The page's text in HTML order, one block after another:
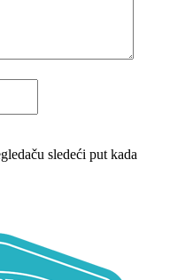
sledeći put kada